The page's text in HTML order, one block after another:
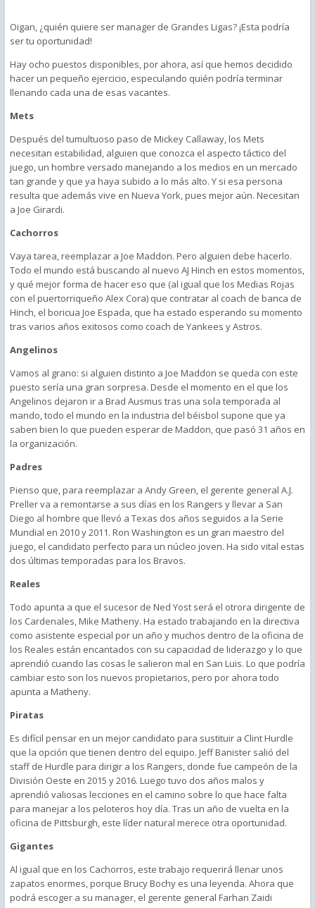
Oigan, ¿quién quiere ser manager de Grandes Ligas? ¡Esta podría
ser tu oportunidad!
Hay ocho puestos disponibles, por ahora, así que hemos decidido
hacer un pequeño ejercicio, especulando quién podría terminar
llenando cada una de esas vacantes.
Mets
Después del tumultuoso paso de Mickey Callaway, los Mets
necesitan estabilidad, alguien que conozca el aspecto táctico del
juego, un hombre versado manejando a los medios en un mercado
tan grande y que ya haya subido a lo más alto. Y si esa persona
resulta que además vive en Nueva York, pues mejor aún. Necesitan
a Joe Girardi.
Cachorros
Vaya tarea, reemplazar a Joe Maddon. Pero alguien debe hacerlo.
Todo el mundo está buscando al nuevo AJ Hinch en estos momentos,
y qué mejor forma de hacer eso que (al igual que los Medias Rojas
con el puertorriqueño Alex Cora) que contratar al coach de banca de
Hinch, el boricua Joe Espada, que ha estado esperando su momento
tras varios años exitosos como coach de Yankees y Astros.
Angelinos
Vamos al grano: si alguien distinto a Joe Maddon se queda con este
puesto sería una gran sorpresa. Desde el momento en el que los
Angelinos dejaron ir a Brad Ausmus tras una sola temporada al
mando, todo el mundo en la industria del béisbol supone que ya
saben bien lo que pueden esperar de Maddon, que pasó 31 años en
la organización.
Padres
Pienso que, para reemplazar a Andy Green, el gerente general A.J.
Preller va a remontarse a sus días en los Rangers y llevar a San
Diego al hombre que llevó a Texas dos años seguidos a la Serie
Mundial en 2010 y 2011. Ron Washington es un gran maestro del
juego, el candidato perfecto para un núcleo joven. Ha sido vital estas
dos últimas temporadas para los Bravos.
Reales
Todo apunta a que el sucesor de Ned Yost será el otrora dirigente de
los Cardenales, Mike Matheny. Ha estado trabajando en la directiva
como asistente especial por un año y muchos dentro de la oficina de
los Reales están encantados con su capacidad de liderazgo y lo que
aprendió cuando las cosas le salieron mal en San Luis. Lo que podría
cambiar esto son los nuevos propietarios, pero por ahora todo
apunta a Matheny.
Piratas
Es difícil pensar en un mejor candidato para sustituir a Clint Hurdle
que la opción que tienen dentro del equipo. Jeff Banister salió del
staff de Hurdle para dirigir a los Rangers, donde fue campeón de la
División Oeste en 2015 y 2016. Luego tuvo dos años malos y
aprendió valiosas lecciones en el camino sobre lo que hace falta
para manejar a los peloteros hoy día. Tras un año de vuelta en la
oficina de Pittsburgh, este líder natural merece otra oportunidad.
Gigantes
Al igual que en los Cachorros, este trabajo requerirá llenar unos
zapatos enormes, porque Brucy Bochy es una leyenda. Ahora que
podrá escoger a su manager, el gerente general Farhan Zaidi